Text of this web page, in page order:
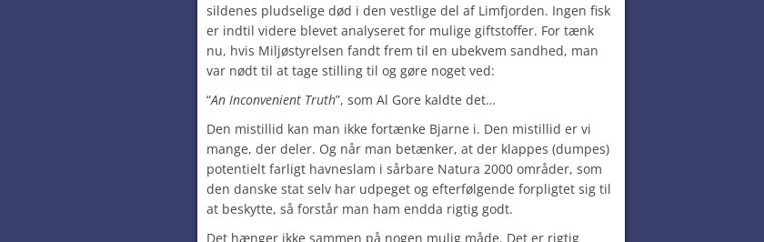
sildenes pludselige død i den vestlige del af Limfjorden. Ingen fisk
er indtil videre blevet analyseret for mulige giftstoffer. For tænk
nu, hvis Miljøstyrelsen fandt frem til en ubekvem sandhed, man
var nødt til at tage stilling til og gøre noget ved:
“An Inconvenient Truth”, som Al Gore kaldte det…
Den mistillid kan man ikke fortænke Bjarne i. Den mistillid er vi
mange, der deler. Og når man betænker, at der klappes (dumpes)
potentielt farligt havneslam i sårbare Natura 2000 områder, som
den danske stat selv har udpeget og efterfølgende forpligtet sig til
at beskytte, så forstår man ham endda rigtig godt.
Det hænger ikke sammen på nogen mulig måde. Det er rigtig